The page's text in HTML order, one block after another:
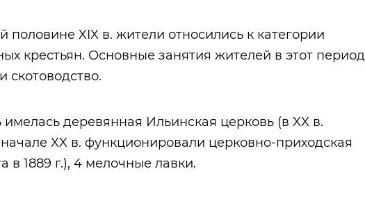
половине XIX в. жители относились к категории
крестьян. Основные занятия жителей в этот период
скотоводство.
имелась деревянная Ильинская церковь (в XX в.
XX в. функционировали церковно-приходская
в 1889 г.), 4 мелочные лавки.